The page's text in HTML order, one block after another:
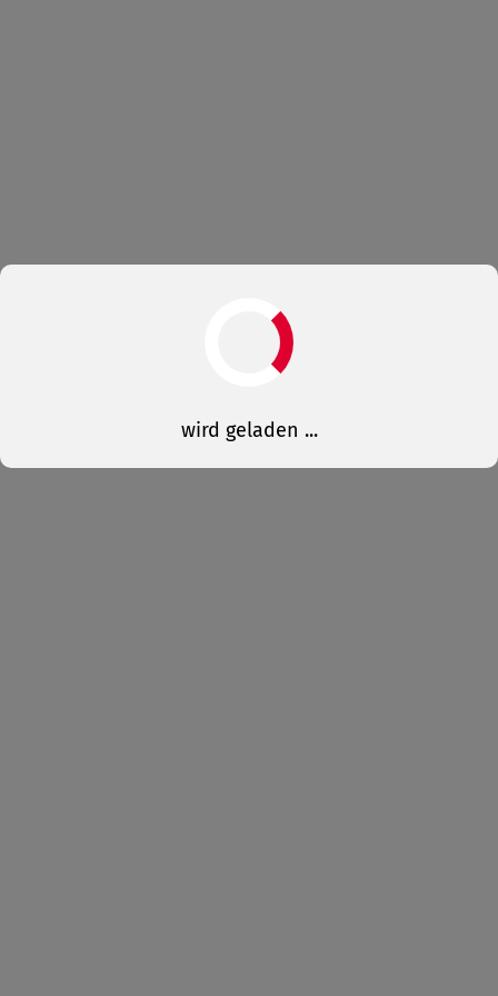
wird geladen ...